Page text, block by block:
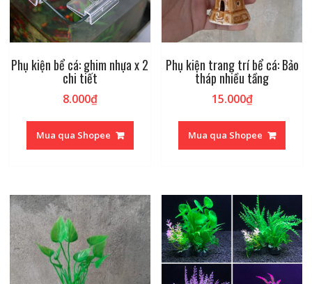
Phụ kiện bể cá: ghim nhựa x 2
chi tiết
8.000₫
Mua qua Shopee
Phụ kiện trang trí bể cá: Bảo
tháp nhiều tầng
15.000₫
Mua qua Shopee